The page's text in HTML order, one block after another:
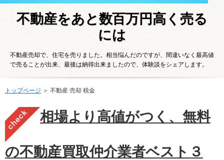
不動産をあと数百万円高く売る
には
不動産売却で、住宅を売りました。相当悩んだのですが、間違いなく最高値
で売ることが出来、最後は納得出来ましたので、体験談をシェアします。
トップページ ＞ 不動産 売却 税金
相場より高値がつく、無料
の不動産買取仲介業者ベスト３